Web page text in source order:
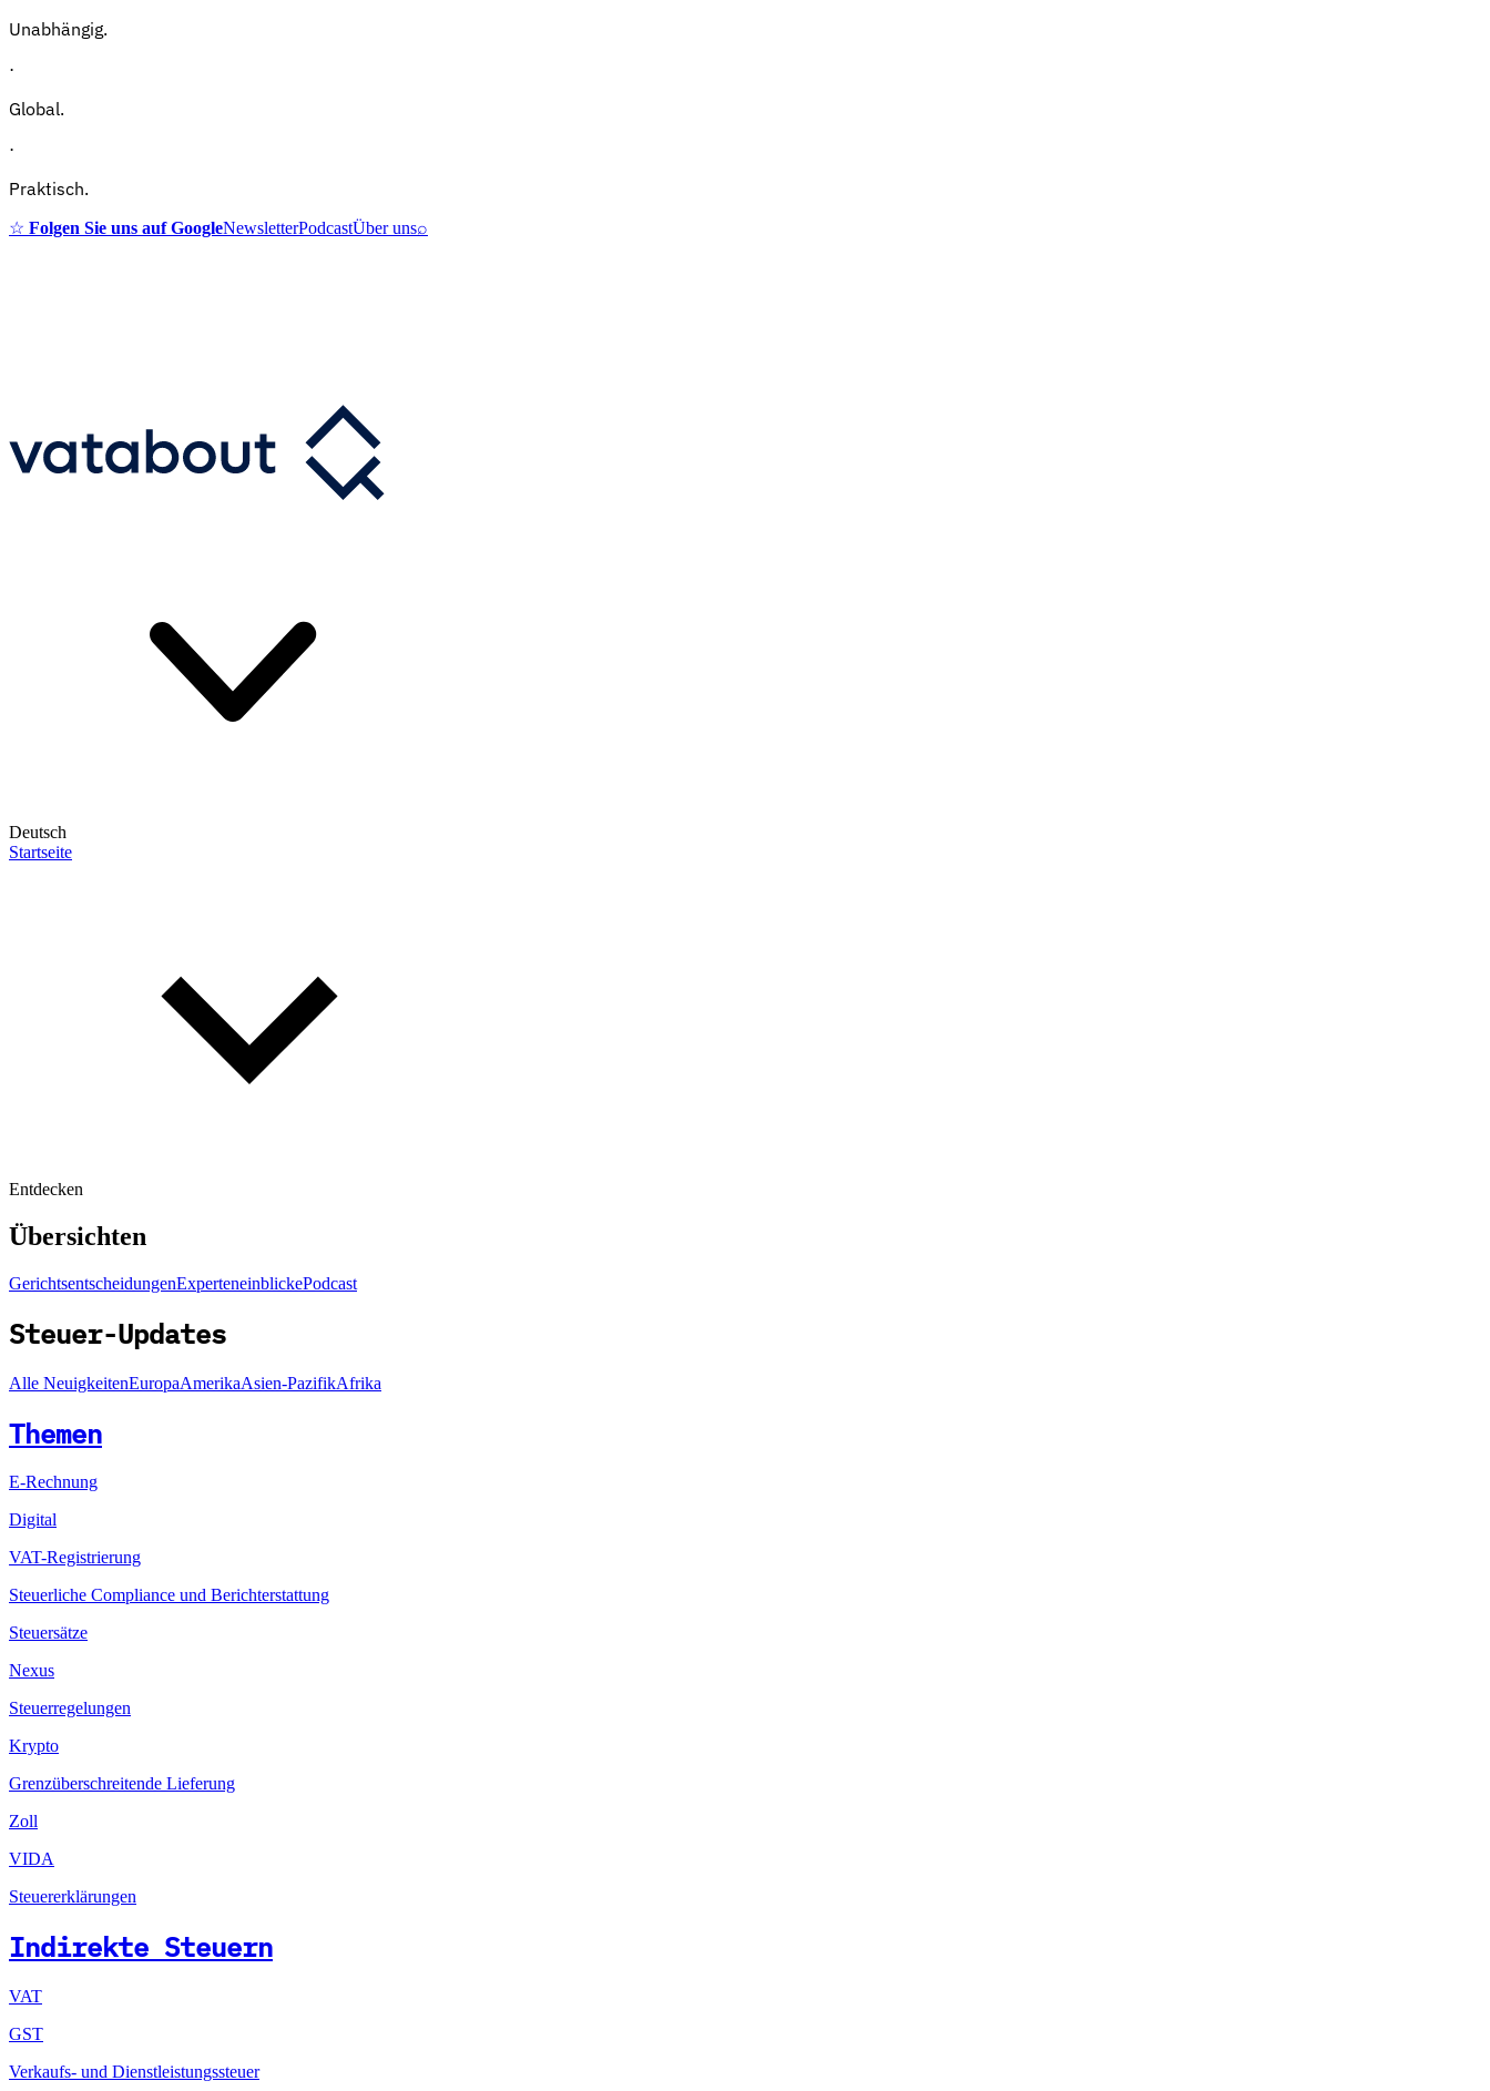
Unabhängig.
·
Global.
·
Praktisch.
☆ Folgen Sie uns auf GoogleNewsletterPodcastÜber uns⌕
Deutsch
Startseite
Entdecken
Übersichten
GerichtsentscheidungenExperteneinblickePodcast
Steuer-Updates
Alle NeuigkeitenEuropaAmerikaAsien-PazifikAfrika
Themen
E-Rechnung
Digital
VAT-Registrierung
Steuerliche Compliance und Berichterstattung
Steuersätze
Nexus
Steuerregelungen
Krypto
Grenzüberschreitende Lieferung
Zoll
VIDA
Steuererklärungen
Indirekte Steuern
VAT
GST
Verkaufs- und Dienstleistungssteuer